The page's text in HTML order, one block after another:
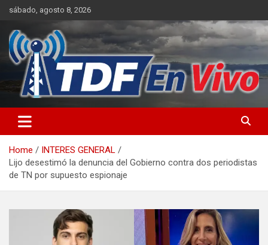
Skip
content
sábado, agosto 8, 2026
Home
INTERES GENERAL
Lijo desestimó la denuncia del Gobierno contra dos periodistas
de TN por supuesto espionaje